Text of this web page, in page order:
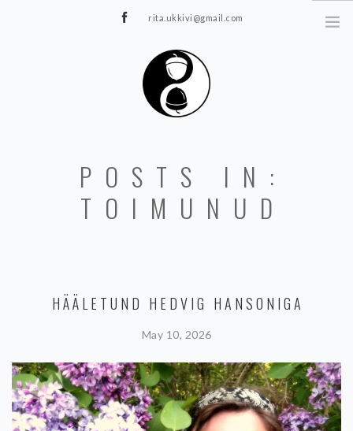
rita.ukkivi@gmail.com
TUNNIPLAAN
TERAAPIA
POSTS IN:
TOIMUNUD
HÄÄLETUND HEDVIG HANSONIGA
May 10, 2026